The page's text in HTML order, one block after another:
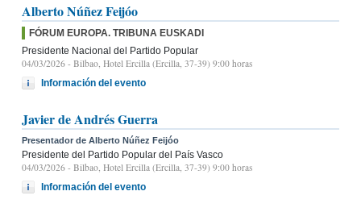
Alberto Núñez Feijóo
FÓRUM EUROPA. TRIBUNA EUSKADI
Presidente Nacional del Partido Popular
04/03/2026 - Bilbao, Hotel Ercilla (Ercilla, 37-39) 9:00 horas
Información del evento
Javier de Andrés Guerra
Presentador de Alberto Núñez Feijóo
Presidente del Partido Popular del País Vasco
04/03/2026 - Bilbao, Hotel Ercilla (Ercilla, 37-39) 9:00 horas
Información del evento